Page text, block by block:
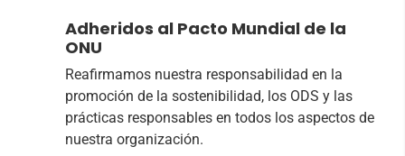
Adheridos al Pacto Mundial de la
ONU
Reafirmamos nuestra responsabilidad en la
promoción de la sostenibilidad, los ODS y las
prácticas responsables en todos los aspectos de
nuestra organización.